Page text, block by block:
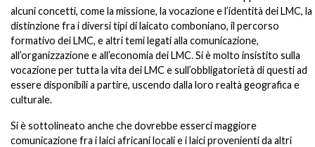
alcuni concetti, come la missione, la vocazione e l’identità dei LMC, la
distinzione fra i diversi tipi di laicato comboniano, il percorso
formativo dei LMC, e altri temi legati alla comunicazione,
all’organizzazione e all’economia dei LMC. Si è molto insistito sulla
vocazione per tutta la vita dei LMC e sull’obbligatorietà di questi ad
essere disponibili a partire, uscendo dalla loro realtà geografica e
culturale.
Si è sottolineato anche che dovrebbe esserci maggiore
comunicazione fra i laici africani locali e i laici provenienti da altri